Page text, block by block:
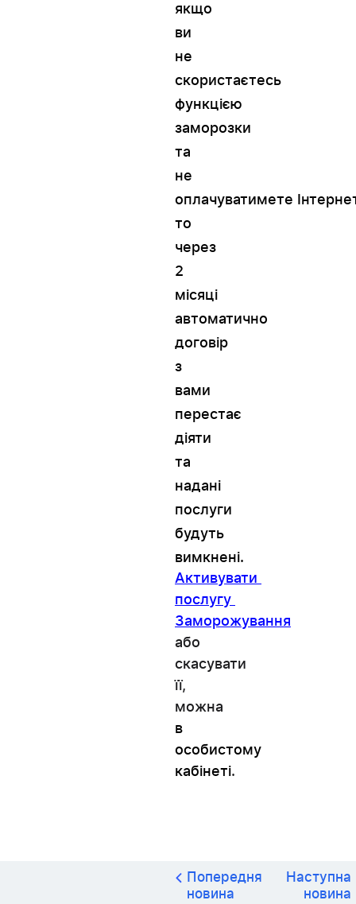
якщо
ви
не
скористаєтесь
функцією
заморозки
та
не
оплачуватимете
то
через
2
місяці
автоматично
договір
з
вами
перестає
діяти
та
надані
послуги
будуть
вимкнені.
Активувати
послугу
Заморожування
або
скасувати
її,
в
особистому
кабінеті.
Попередня
новина
Наступна
новина